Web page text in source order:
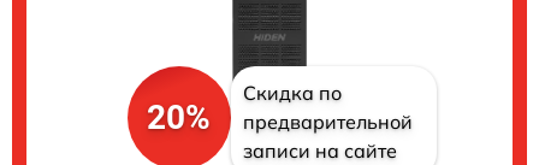
20%
Скидка по
предварительной
записи на сайте